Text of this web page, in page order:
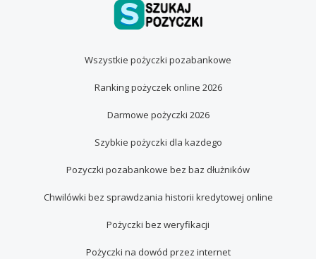
Wszystkie pożyczki pozabankowe
Ranking pożyczek online 2026
Darmowe pożyczki 2026
Szybkie pożyczki dla kazdego
Pozyczki pozabankowe bez baz dłużników
Chwilówki bez sprawdzania historii kredytowej online
Pożyczki bez weryfikacji
Pożyczki na dowód przez internet